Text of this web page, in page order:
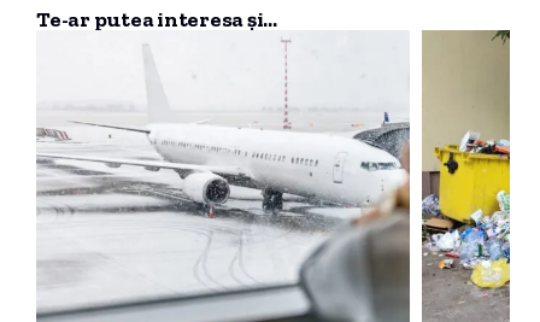
Te-ar putea interesa și...